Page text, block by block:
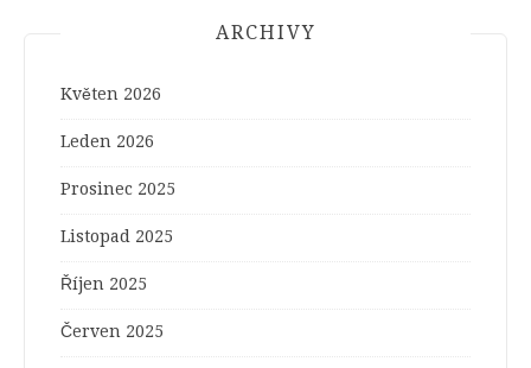
ARCHIVY
Květen 2026
Leden 2026
Prosinec 2025
Listopad 2025
Říjen 2025
Červen 2025